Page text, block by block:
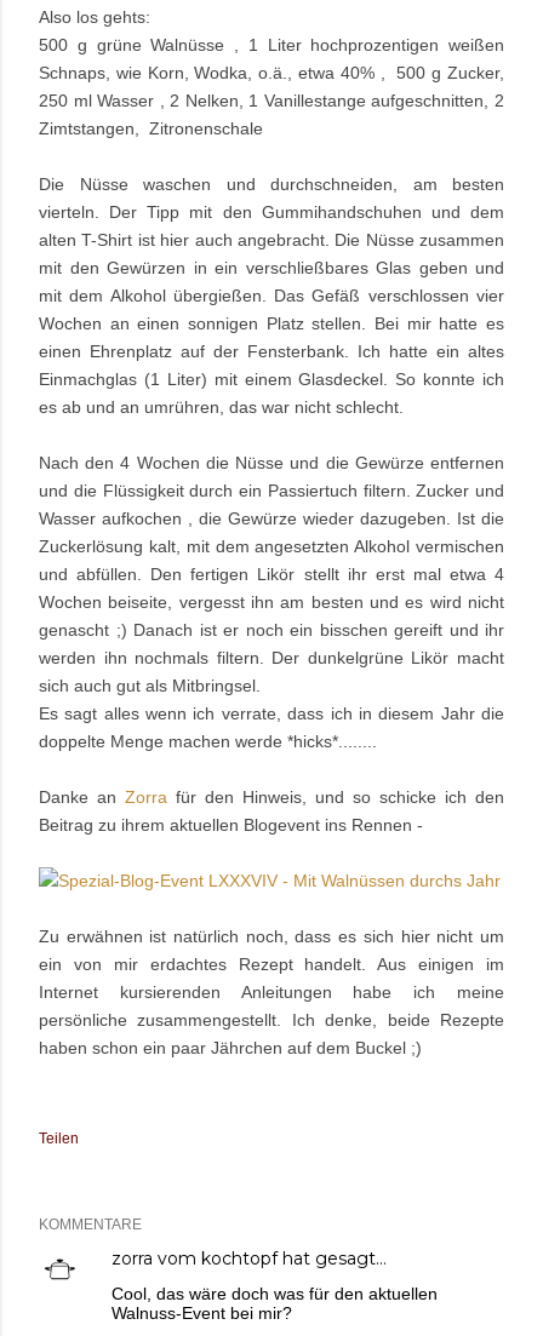
Also los gehts:
500 g grüne Walnüsse , 1 Liter hochprozentigen weißen
Schnaps, wie Korn, Wodka, o.ä., etwa 40% , 500 g Zucker,
250 ml Wasser , 2 Nelken, 1 Vanillestange aufgeschnitten, 2
Zimtstangen, Zitronenschale
Die Nüsse waschen und durchschneiden, am besten
vierteln. Der Tipp mit den Gummihandschuhen und dem
alten T-Shirt ist hier auch angebracht. Die Nüsse zusammen
mit den Gewürzen in ein verschließbares Glas geben und
mit dem Alkohol übergießen. Das Gefäß verschlossen vier
Wochen an einen sonnigen Platz stellen. Bei mir hatte es
einen Ehrenplatz auf der Fensterbank. Ich hatte ein altes
Einmachglas (1 Liter) mit einem Glasdeckel. So konnte ich
es ab und an umrühren, das war nicht schlecht.
Nach den 4 Wochen die Nüsse und die Gewürze entfernen
und die Flüssigkeit durch ein Passiertuch filtern. Zucker und
Wasser aufkochen , die Gewürze wieder dazugeben. Ist die
Zuckerlösung kalt, mit dem angesetzten Alkohol vermischen
und abfüllen. Den fertigen Likör stellt ihr erst mal etwa 4
Wochen beiseite, vergesst ihn am besten und es wird nicht
genascht ;) Danach ist er noch ein bisschen gereift und ihr
werden ihn nochmals filtern. Der dunkelgrüne Likör macht
sich auch gut als Mitbringsel.
Es sagt alles wenn ich verrate, dass ich in diesem Jahr die
doppelte Menge machen werde *hicks*........
Danke an Zorra für den Hinweis , und so schicke ich den
Beitrag zu ihrem aktuellen Blogevent ins Rennen -
Zu erwähnen ist natürlich noch, dass es sich hier nicht um
ein von mir erdachtes Rezept handelt. Aus einigen im
Internet kursierenden Anleitungen habe ich meine
persönliche zusammengestellt. Ich denke, beide Rezepte
haben schon ein paar Jährchen auf dem Buckel ;)
Teilen
KOMMENTARE
zorra vom kochtopfhat gesagt…
Cool, das wäre doch was für den aktuellen
Walnuss-Event bei mir?